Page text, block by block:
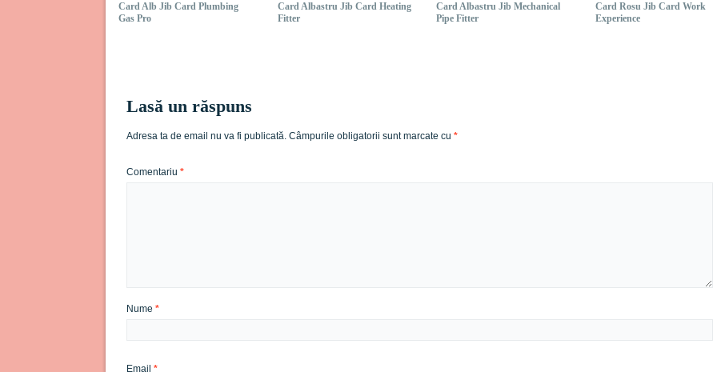
Card Alb Jib Card Plumbing
Gas Pro
Card Albastru Jib Card Heating
Fitter
Card Albastru Jib Mechanical
Pipe Fitter
Card Rosu Jib Card Work
Experience
Lasă un răspuns
Adresa ta de email nu va fi publicată. Câmpurile obligatorii sunt marcate cu *
Comentariu *
Nume *
Email *